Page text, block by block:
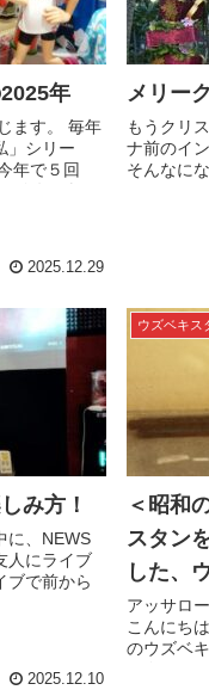
年
ます。 毎年
」シリー
年で５回
今年を振り
2025.12.29
メリー
もうクリ
ナ前のイ
そんなに
ちょこっ
み方！
に、NEWS
人にライブ
ブで前から
2025.12.10
ウズベキス
＜昭和
スタン
した、
アッサロ
こんにち
のウズベ
の今日は